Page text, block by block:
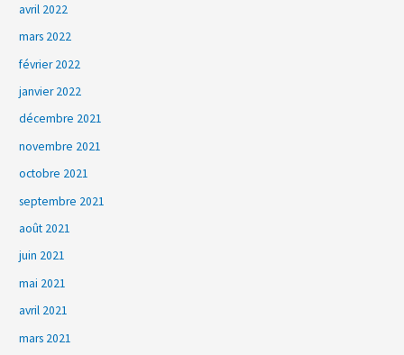
avril 2022
mars 2022
février 2022
janvier 2022
décembre 2021
novembre 2021
octobre 2021
septembre 2021
août 2021
juin 2021
mai 2021
avril 2021
mars 2021